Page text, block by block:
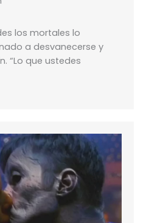
los mortales lo
a desvanecerse y
“Lo que ustedes